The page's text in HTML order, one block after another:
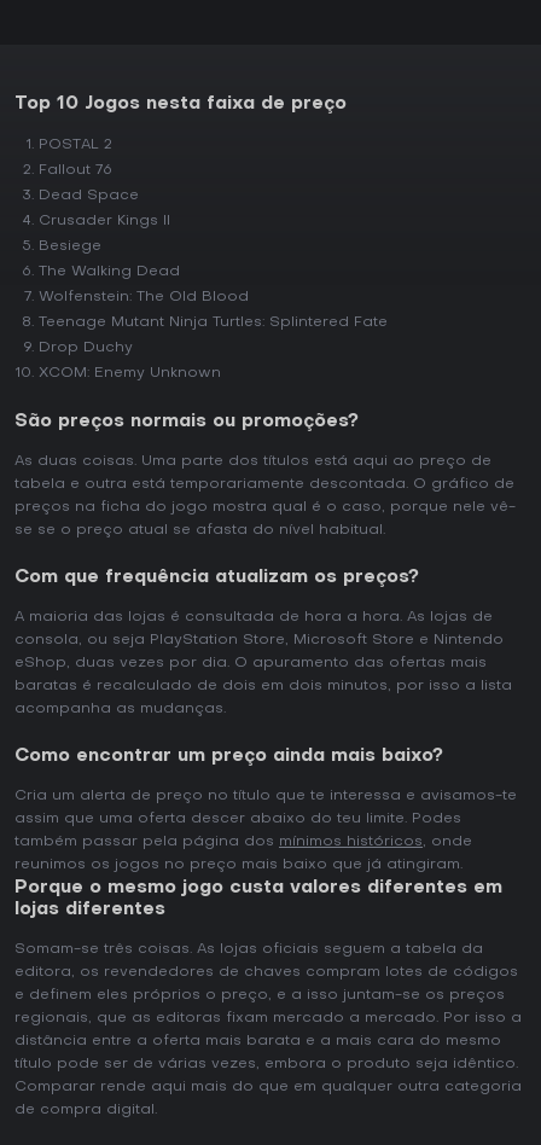
Top 10 Jogos nesta faixa de preço
POSTAL 2
Fallout 76
Dead Space
Crusader Kings II
Besiege
The Walking Dead
Wolfenstein: The Old Blood
Teenage Mutant Ninja Turtles: Splintered Fate
Drop Duchy
XCOM: Enemy Unknown
São preços normais ou promoções?
As duas coisas. Uma parte dos títulos está aqui ao preço de
tabela e outra está temporariamente descontada. O gráfico de
preços na ficha do jogo mostra qual é o caso, porque nele vê-
se se o preço atual se afasta do nível habitual.
Com que frequência atualizam os preços?
A maioria das lojas é consultada de hora a hora. As lojas de
consola, ou seja PlayStation Store, Microsoft Store e Nintendo
eShop, duas vezes por dia. O apuramento das ofertas mais
baratas é recalculado de dois em dois minutos, por isso a lista
acompanha as mudanças.
Como encontrar um preço ainda mais baixo?
Cria um alerta de preço no título que te interessa e avisamos-te
assim que uma oferta descer abaixo do teu limite. Podes
também passar pela página dos mínimos históricos, onde
reunimos os jogos no preço mais baixo que já atingiram.
Porque o mesmo jogo custa valores diferentes em
lojas diferentes
Somam-se três coisas. As lojas oficiais seguem a tabela da
editora, os revendedores de chaves compram lotes de códigos
e definem eles próprios o preço, e a isso juntam-se os preços
regionais, que as editoras fixam mercado a mercado. Por isso a
distância entre a oferta mais barata e a mais cara do mesmo
título pode ser de várias vezes, embora o produto seja idêntico.
Comparar rende aqui mais do que em qualquer outra categoria
de compra digital.